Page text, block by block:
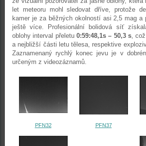
let meteoru mohl sledovat dříve, protože
kamer je za běžných okolností asi 2,5 mag a
ještě více. Profesionální bolidová síť
oblohy interval přeletu 0:59:48,1s– 50,3 s,
a nejbližší části letu tělesa, respektive
Zaznamenaný rychlý konec jevu je v
určeným z videozáznamů.
PFN32 PFN37